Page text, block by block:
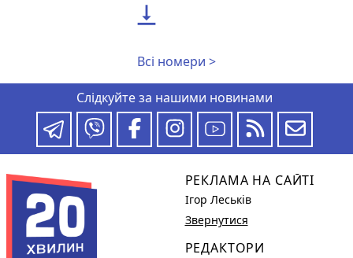

Всі номери >
Слідкуйте за нашими новинами
РЕКЛАМА НА САЙТІ
Ігор Леськів
Звернутися
РЕДАКТОРИ